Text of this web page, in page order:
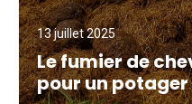
13 juillet 2025
Le fumier de
pour un